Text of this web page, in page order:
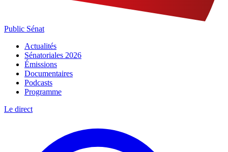
Public Sénat
Actualités
Sénatoriales 2026
Émissions
Documentaires
Podcasts
Programme
Le direct